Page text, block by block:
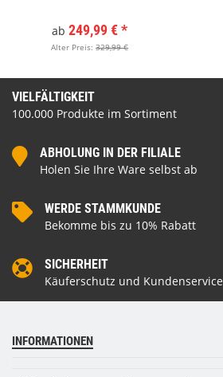
ab 249,99 €*
Alter Preis: 329,99 €
VIELFÄLTIGKEIT
100.000 Produkte im Sortiment
ABHOLUNG IN DER FILIALE
Holen Sie Ihre Ware selbst ab
WERDE STAMMKUNDE
Bekomme bis zu 10% Rabatt
SICHERHEIT
Käuferschutz und Kundenservice
INFORMATIONEN